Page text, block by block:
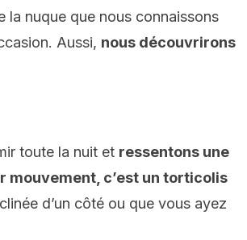
la nuque que nous connaissons
Aussi, nous découvrirons
toute la nuit et ressentons une
mouvement, c’est un torticolis
d’un côté ou que vous ayez